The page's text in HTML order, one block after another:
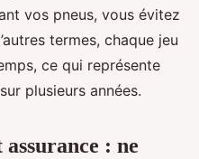
vos pneus, vous évitez
termes, chaque jeu
ce qui représente
plusieurs années.
: ne